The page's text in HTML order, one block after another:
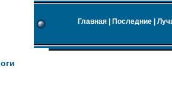
Главная Последние